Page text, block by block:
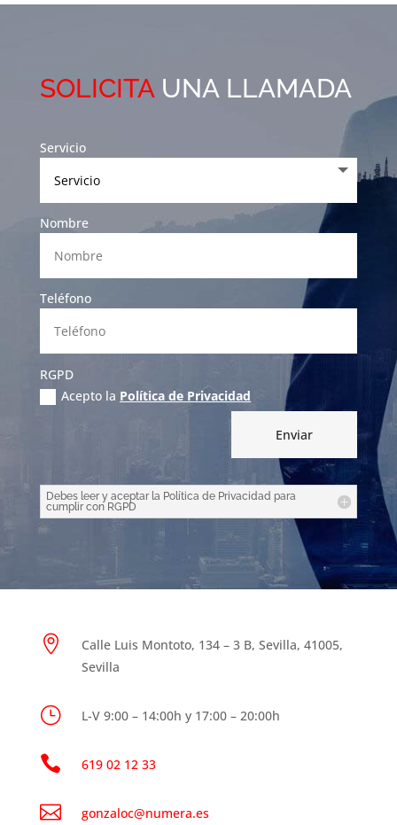
SOLICITAUNA LLAMADA
Servicio
Nombre
Teléfono
RGPD
Acepto la Política de Privacidad
Enviar
Debes leer y aceptar la Política de Privacidad para
cumplir con RGPD

Calle Luis Montoto, 134 – 3 B, Sevilla, 41005,
Sevilla
} L-V 9:00 – 14:00h y 17:00 – 20:00h
 619 02 12 33
 gonzaloc@numera.es